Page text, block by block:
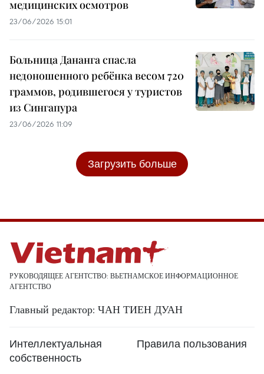
медицинских осмотров
23/06/2026 15:01
Больница Дананга спасла
недоношенного ребёнка весом 720
граммов, родившегося у туристов
из Сингапура
23/06/2026 11:09
Загрузить больше
РУКОВОДЯЩЕЕ АГЕНТСТВО: ВЬЕТНАМСКОЕ ИНФОРМАЦИОННОЕ
АГЕНТСТВО
Главный редактор: ЧАН ТИЕН ДУАН
Интеллектуальная
собственность
Правила пользования